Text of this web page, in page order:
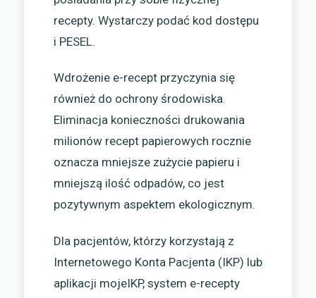
recepty. Wystarczy podać kod dostępu
i PESEL.
Wdrożenie e-recept przyczynia się
również do ochrony środowiska.
Eliminacja konieczności drukowania
milionów recept papierowych rocznie
oznacza mniejsze zużycie papieru i
mniejszą ilość odpadów, co jest
pozytywnym aspektem ekologicznym.
Dla pacjentów, którzy korzystają z
Internetowego Konta Pacjenta (IKP) lub
aplikacji mojeIKP, system e-recepty